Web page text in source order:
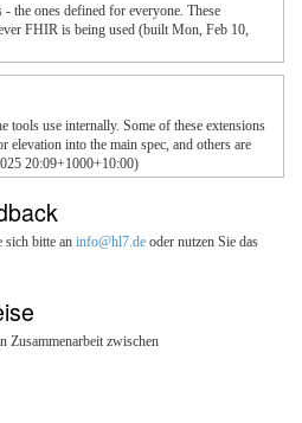
the ones defined for everyone. These
FHIR is being used (built Mon, Feb 10,
tools use internally. Some of these extensions
elevation into the main spec, and others are
20:09+1000+10:00)
sich bitte an info@hl7.de oder nutzen Sie das
Zusammenarbeit zwischen